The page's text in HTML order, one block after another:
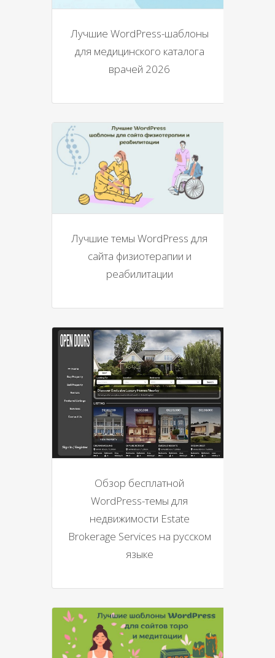
Лучшие WordPress-шаблоны
для медицинского каталога
врачей 2026
Лучшие темы WordPress для
сайта физиотерапии и
реабилитации
Обзор бесплатной
WordPress-темы для
недвижимости Estate
Brokerage Services на русском
языке